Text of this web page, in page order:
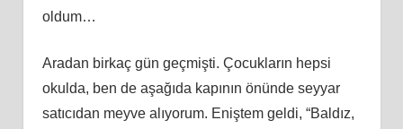
oldum…
Aradan birkaç gün geçmişti. Çocukların hepsi
okulda, ben de aşağıda kapının önünde seyyar
satıcıdan meyve alıyorum. Eniştem geldi, “Baldız,